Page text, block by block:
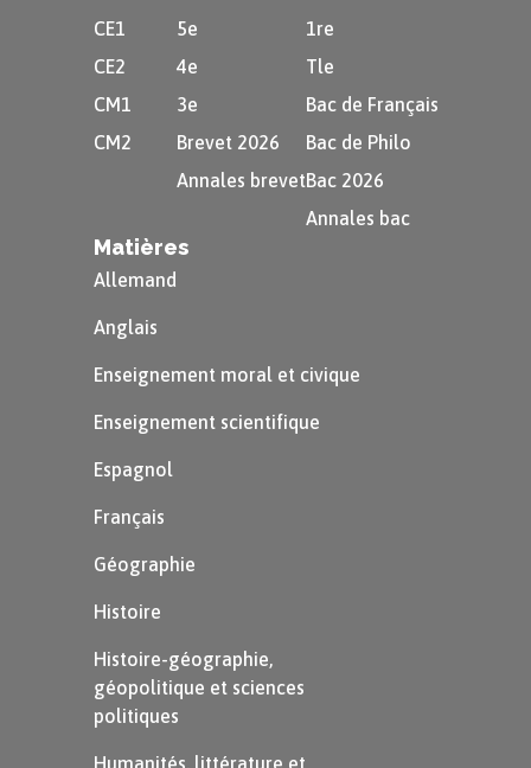
CE1
CE2
CM1
CM2
5e
4e
3e
Brevet 2026
Annales brevet
1re
Tle
Bac de Français
Bac de Philo
Bac 2026
Annales bac
Matières
Allemand
Anglais
Enseignement moral et civique
Enseignement scientifique
Espagnol
Français
Géographie
Histoire
Histoire-géographie,
géopolitique et sciences
politiques
Humanités, littérature et